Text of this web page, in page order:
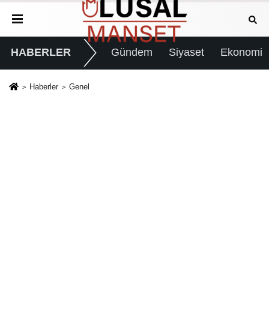
HABERLER Gündem Siyaset Ekonomi
Haberler Genel